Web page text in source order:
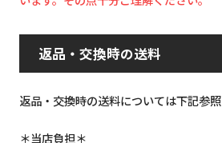
返品・交換時の送料
返品・交換時の送料については下記参照
＊当店負担＊